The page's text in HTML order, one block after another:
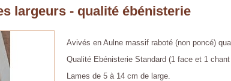
largeurs - qualité ébénisterie
Avivés en Aulne massif raboté (non poncé)
Qualité Ebénisterie Standard (1 face et 1
Lames de 5 à 14 cm de large.